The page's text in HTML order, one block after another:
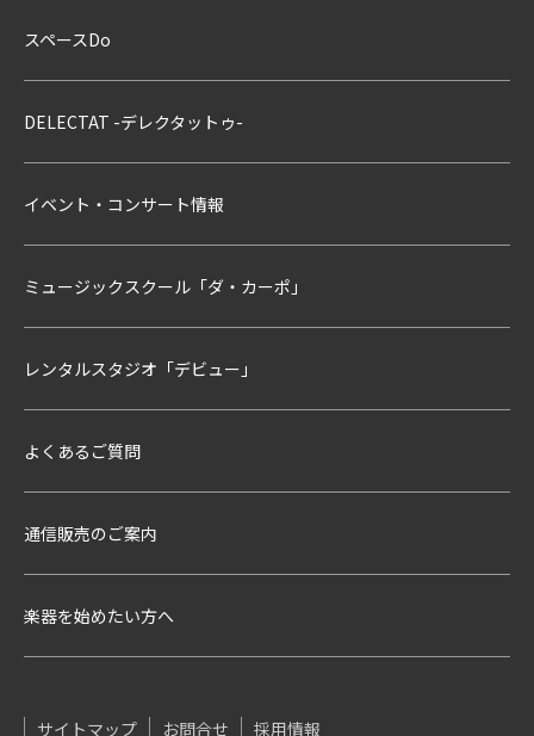
スペースDo
DELECTAT -デレクタットゥ-
イベント・コンサート情報
ミュージックスクール「ダ・カーポ」
レンタルスタジオ「デビュー」
よくあるご質問
通信販売のご案内
楽器を始めたい方へ
サイトマップ お問合せ 採用情報